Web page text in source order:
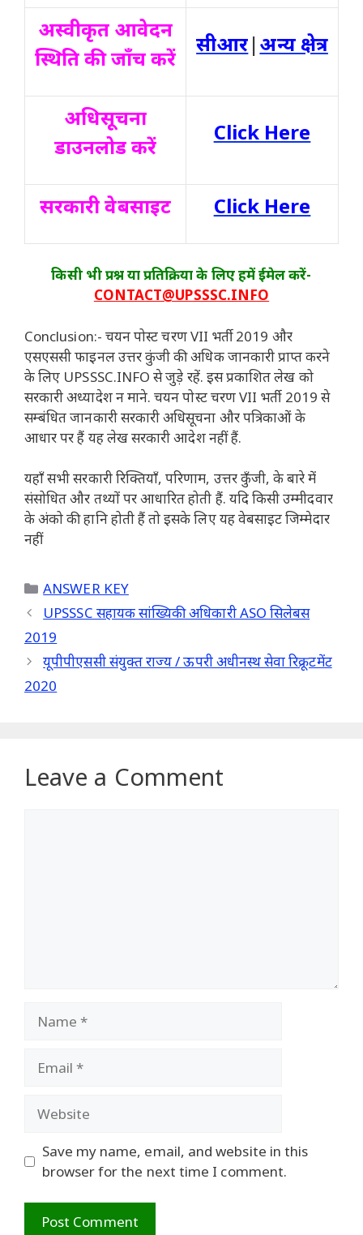
अस्वीकृत आवेदन
स्थिति की जाँच करें
सीआर|अन्य क्षेत्र
अधिसूचना
डाउनलोड करें
Click Here
सरकारी वेबसाइट Click Here
किसी भी प्रश्न या प्रतिक्रिया के लिए हमें ईमेल करें-
CONTACT@UPSSSC.INFO
Conclusion:- चयन पोस्ट चरण VII भर्ती 2019 और
एसएससी फाइनल उत्तर कुंजी की अधिक जानकारी प्राप्त करने
के लिए UPSSSC.INFO से जुड़े रहें. इस प्रकाशित लेख को
सरकारी अध्यादेश न माने. चयन पोस्ट चरण VII भर्ती 2019 से
सम्बंधित जानकारी सरकारी अधिसूचना और पत्रिकाओं के
आधार पर हैं यह लेख सरकारी आदेश नहीं हैं.
यहाँ सभी सरकारी रिक्तियाँ, परिणाम, उत्तर कुँजी, के बारे में
संसोधित और तथ्यों पर आधारित होती हैं. यदि किसी उम्मीदवार
के अंको की हानि होती हैं तो इसके लिए यह वेबसाइट जिम्मेदार
नहीं
Categories
ANSWER KEY
UPSSSC सहायक सांख्यिकी अधिकारी ASO सिलेबस
2019
यूपीपीएससी संयुक्त राज्य / ऊपरी अधीनस्थ सेवा रिक्रूटमेंट
2020
Leave a Comment
Save my name, email, and website in this
browser for the next time I comment.